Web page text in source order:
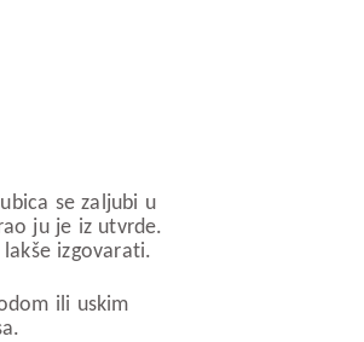
se zaljubi u
ju je iz utvrde.
lakše izgovarati.
ili uskim
i mirisa.